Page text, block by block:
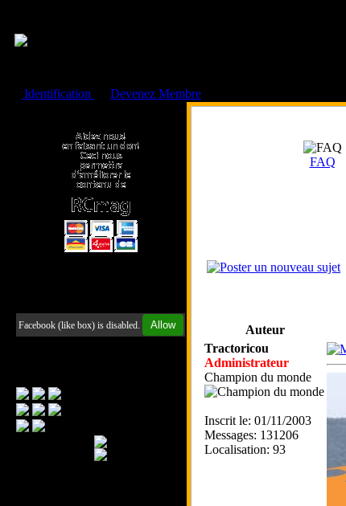
Identification
Devenez Membre
Facebook (like box) is disabled. Allow
FAQ
Auteur
Tractoricou
Administrateur
Champion du monde
Inscrit le: 01/11/2003
Messages: 131206
Localisation: 93